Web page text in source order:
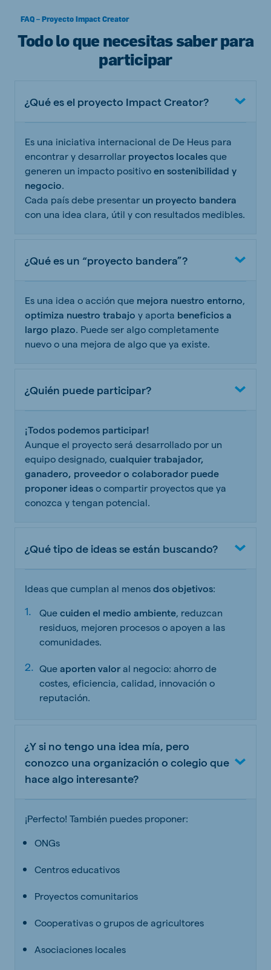
FAQ – Proyecto Impact Creator
Todo lo que necesitas saber para
participar
¿Qué es el proyecto Impact Creator?
Es una iniciativa internacional de De Heus para
encontrar y desarrollar proyectos locales que
generen un impacto positivo en sostenibilidad y
negocio
Cada país debe presentar un proyecto bandera
con una idea clara, útil y con resultados medibles.
¿Qué es un “proyecto bandera”?
Es una idea o acción que mejora nuestro entorno
optimiza nuestro trabajo y aporta beneficios a
largo plazo . Puede ser algo completamente
nuevo o una mejora de algo que ya existe.
¿Quién puede participar?
¡Todos podemos participar!
Aunque el proyecto será desarrollado por un
equipo designado, cualquier trabajador,
ganadero, proveedor o colaborador puede
proponer ideas o compartir proyectos que ya
conozca y tengan potencial.
¿Qué tipo de ideas se están buscando?
Ideas que cumplan al menos dos objetivos:
Que cuiden el medio ambiente , reduzcan
residuos, mejoren procesos o apoyen a las
comunidades.
Que aporten valor al negocio: ahorro de
costes, eficiencia, calidad, innovación o
reputación.
¿Y si no tengo una idea mía, pero
conozco una organización o colegio que
hace algo interesante?
¡Perfecto! También puedes proponer:
ONGs
Centros educativos
Proyectos comunitarios
Cooperativas o grupos de agricultores
Asociaciones locales